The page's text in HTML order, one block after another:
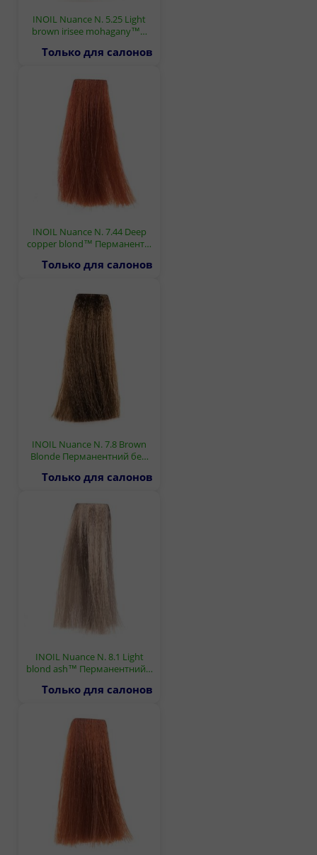
INOIL Nuance N. 5.25 Light
brown irisee mohagany™…
Только для салонов
INOIL Nuance N. 7.44 Deep
copper blond™ Перманент…
Только для салонов
INOIL Nuance N. 7.8 Brown
Blonde Перманентний бе…
Только для салонов
INOIL Nuance N. 8.1 Light
blond ash™ Перманентний…
Только для салонов